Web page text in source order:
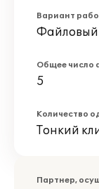
Вариант
Файловый
Общее число
5
Количество
Тонкий
Партнер,